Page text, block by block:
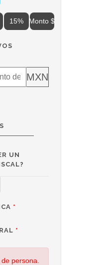
15% Monto $
MXN
UN
*
*
persona.